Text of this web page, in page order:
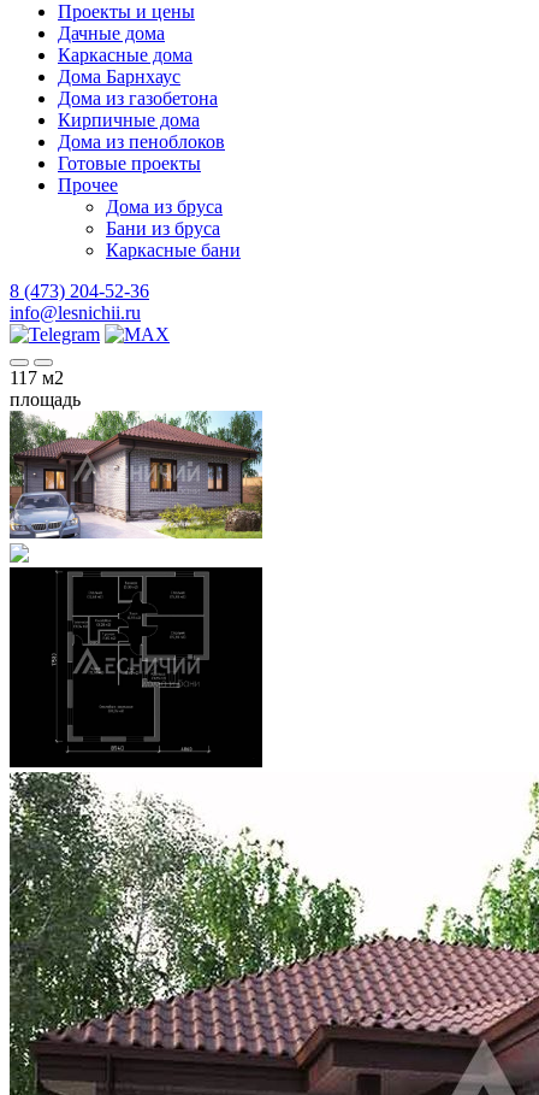
Проекты и цены
Дачные дома
Каркасные дома
Дома Барнхаус
Дома из газобетона
Кирпичные дома
Дома из пеноблоков
Готовые проекты
Прочее
Дома из бруса
Бани из бруса
Каркасные бани
8 (473) 204-52-36
info@lesnichii.ru
117 м2
площадь